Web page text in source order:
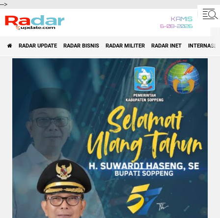
-->
KAMIS
6-08-2026
RADAR UPDATE RADAR BISNIS RADAR MILITER RADAR INET